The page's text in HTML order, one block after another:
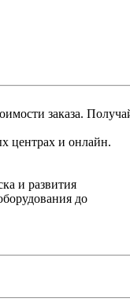
заказа.
центрах и онлайн.
и развития
до